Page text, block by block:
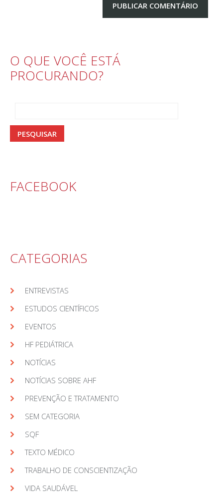
O QUE VOCÊ ESTÁ
PROCURANDO?
FACEBOOK
CATEGORIAS
ENTREVISTAS
ESTUDOS CIENTÍFICOS
EVENTOS
HF PEDIÁTRICA
NOTÍCIAS
NOTÍCIAS SOBRE AHF
PREVENÇÃO E TRATAMENTO
SEM CATEGORIA
SQF
TEXTO MÉDICO
TRABALHO DE CONSCIENTIZAÇÃO
VIDA SAUDÁVEL